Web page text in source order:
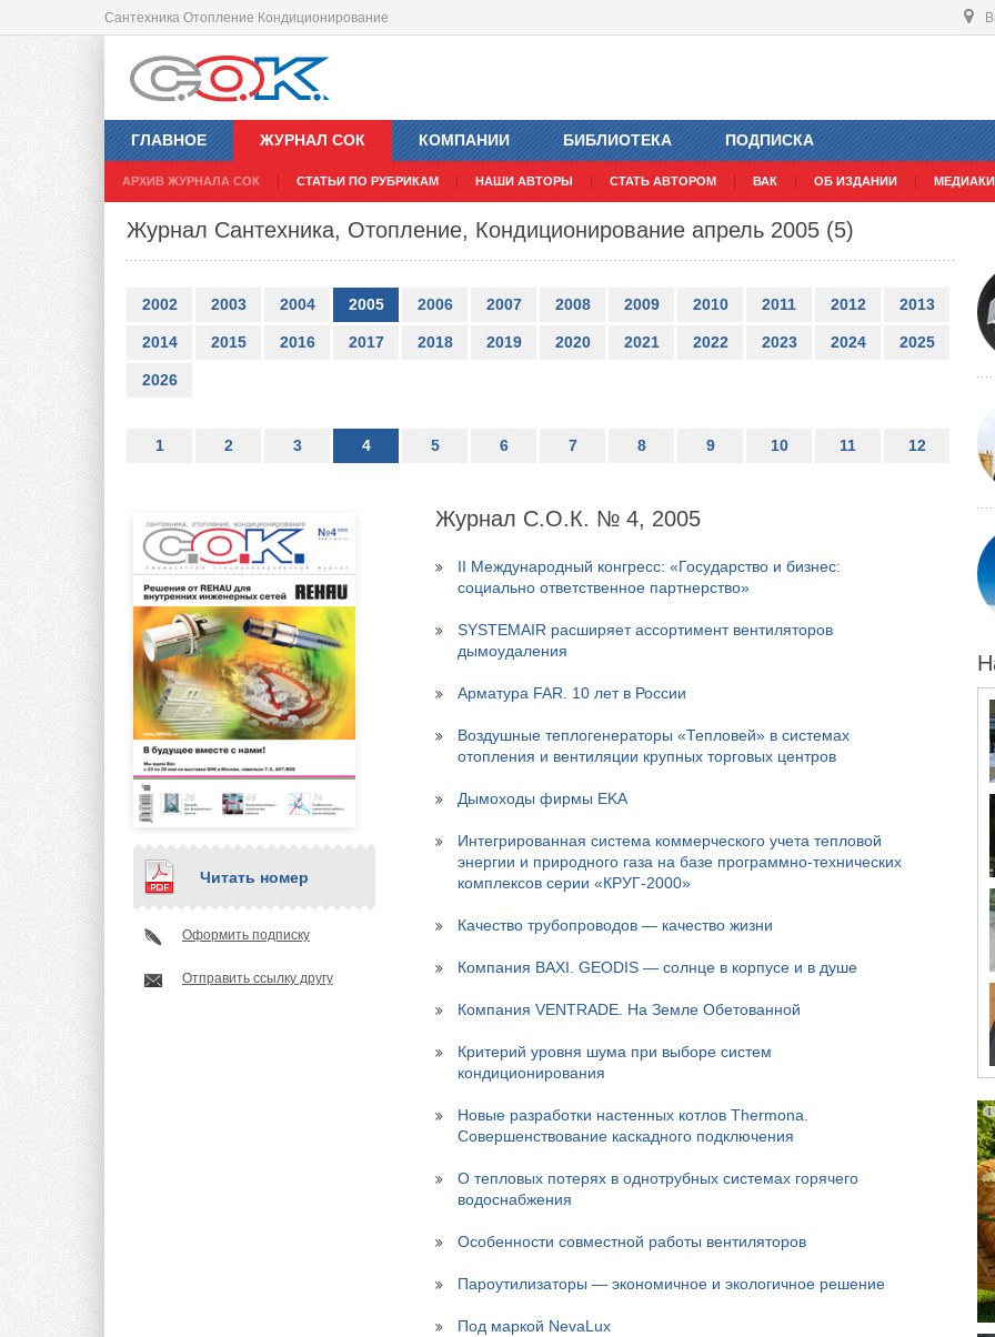
Сантехника Отопление Кондиционирование
ГЛАВНОЕ ЖУРНАЛ СОК
АРХИВ ЖУРНАЛА СОК СТАТЬИ ПО РУБРИКАМ НАШИ АВТОРЫ СТАТЬ АВТОРОМ ВАК ОБ ИЗДАНИИ
КОМПАНИИ БИБЛИОТЕКА ПОДПИСКА
Журнал Сантехника, Отопление, Кондиционирование апрель 2005 (5)
2002 2003 2004 2005 2006 2007 2008 2009 2010 2011 2012 2013
2014 2015 2016 2017 2018 2019 2020 2021 2022 2023 2024 2025
2026
1 2 3 4 5 6 7 8 9 10 11 12
Читать номер
Оформить подписку
Отправить ссылку другу
Журнал С.О.К. № 4, 2005
II Международный конгресс: «Государство и бизнес:
социально ответственное партнерство»
SYSTEMAIR расширяет ассортимент вентиляторов
дымоудаления
Арматура FAR. 10 лет в России
Воздушные теплогенераторы «Тепловей» в системах
отопления и вентиляции крупных торговых центров
Дымоходы фирмы EKA
Интегрированная система коммерческого учета тепловой
энергии и природного газа на базе программно-технических
комплексов серии «КРУГ-2000»
Качество трубопроводов — качество жизни
Компания BAXI. GEODIS — солнце в корпусе и в душе
Компания VENTRADE. На Земле Обетованной
Критерий уровня шума при выборе систем
кондиционирования
Новые разработки настенных котлов Thermona.
Cовершенствование каскадного подключения
О тепловых потерях в однотрубных системах горячего
водоснабжения
Особенности совместной работы вентиляторов
Пароутилизаторы — экономичное и экологичное решение
Под маркой NevaLux